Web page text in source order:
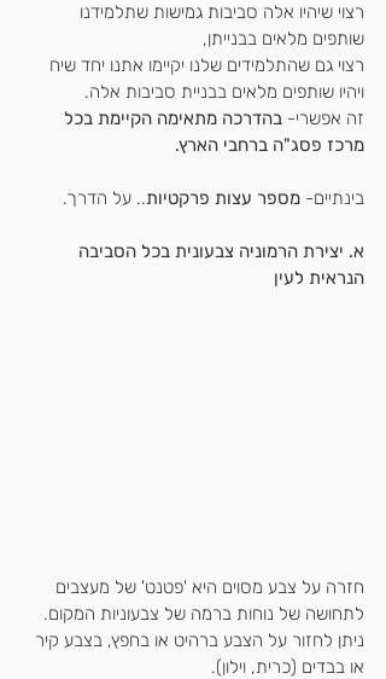
רצוי שיהיו אלה סביבות גמישות שתלמידנו
שותפים מלאים בבנייתן,
רצוי גם שהתלמידים שלנו יקיימו אתנו יחד שיח
ויהיו שותפים מלאים בבניית סביבות אלה.
זה אפשרי- בהדרכה מתאימה הקיימת בכל
מרכז פסג"ה ברחבי הארץ.
בינתיים- מספר עצות פרקטיות.. על הדרך.
א. יצירת הרמוניה צבעונית בכל הסביבה
הנראית לעין
חזרה על צבע מסוים היא 'פטנט' של מעצבים
לתחושה של נוחות ברמה של צבעוניות המקום.
ניתן לחזור על הצבע ברהיט או בחפץ, בצבע קיר
או בבדים (כרית, וילון).